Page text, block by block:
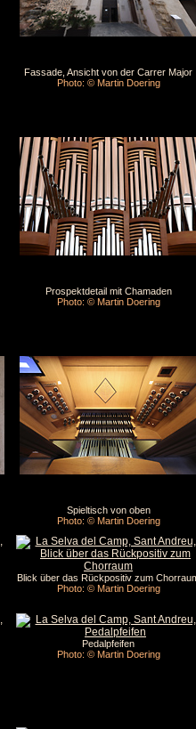
Fassade, Ansicht von der Carrer Major
Photo: © Martin Doering
Prospektdetail mit Chamaden
Photo: © Martin Doering
Spieltisch von oben
Photo: © Martin Doering
Blick über das Rückpositiv zum
Photo: © Martin Doering
Pedalpfeifen
Photo: © Martin Doering